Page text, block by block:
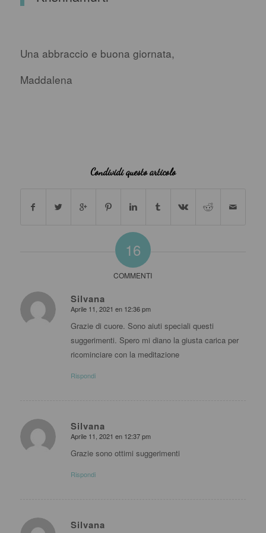
Una abbraccio e buona giornata,
Maddalena
Condividi questo articolo
16
COMMENTI
Silvana
dice:
Aprile 11, 2021 en 12:36 pm
Grazie di cuore. Sono aiuti speciali questi
suggerimenti. Spero mi diano la giusta carica per
ricominciare con la meditazione
Rispondi
Silvana
dice:
Aprile 11, 2021 en 12:37 pm
Grazie sono ottimi suggerimenti
Rispondi
Silvana